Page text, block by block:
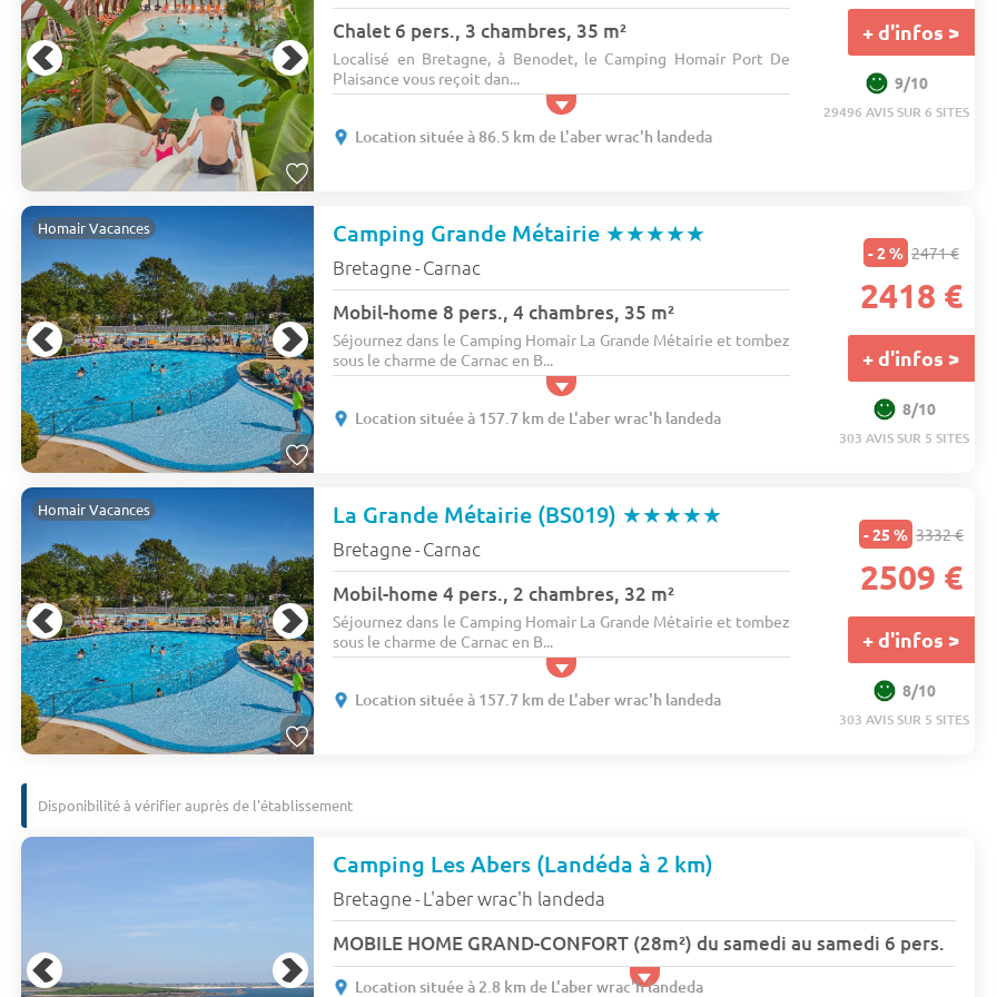
Chalet 6 pers., 3 chambres, 35 m²
Localisé en Bretagne, à Benodet, le Camping Homair Port De
Plaisance vous reçoit dan...
Location située à 86.5 km de L'aber wrac'h landeda
+ d'infos >
9/10
29496 AVIS SUR 6 SITES
Homair Vacances Camping Grande Métairie ★★★★★
Bretagne- Carnac
Mobil-home 8 pers., 4 chambres, 35 m²
Séjournez dans le Camping Homair La Grande Métairie et tombez
sous le charme de Carnac en B...
Location située à 157.7 km de L'aber wrac'h landeda
- 2 % 2471 €
2418 €
+ d'infos >
8/10
303 AVIS SUR 5 SITES
Homair Vacances La Grande Métairie (BS019) ★★★★★
Bretagne- Carnac
Mobil-home 4 pers., 2 chambres, 32 m²
Séjournez dans le Camping Homair La Grande Métairie et tombez
sous le charme de Carnac en B...
Location située à 157.7 km de L'aber wrac'h landeda
- 25 % 3332 €
2509 €
+ d'infos >
8/10
303 AVIS SUR 5 SITES
Disponibilité à vérifier auprès de l'établissement
Camping Les Abers (Landéda à 2 km)
Bretagne- L'aber wrac'h landeda
MOBILE HOME GRAND-CONFORT (28m²) du samedi au samedi 6 pers.
Location située à 2.8 km de L'aber wrac'h landeda